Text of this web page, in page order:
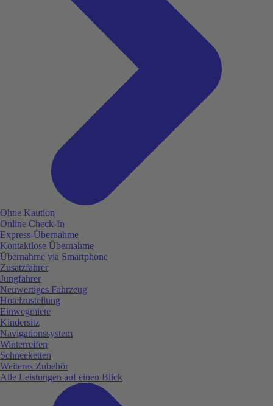
Ohne Kaution
Online Check-In
Express-Übernahme
Kontaktlose Übernahme
Übernahme via Smartphone
Zusatzfahrer
Jungfahrer
Neuwertiges Fahrzeug
Hotelzustellung
Einwegmiete
Kindersitz
Navigationssystem
Winterreifen
Schneeketten
Weiteres Zubehör
Alle Leistungen auf einen Blick